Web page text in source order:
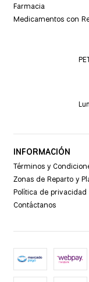
Farmacia
Medicamentos con
INFORMACIÓN
Términos y
Zonas de Reparto y
Política de privacidad
Contáctanos